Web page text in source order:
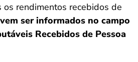
rendimentos recebidos de
ser informados no campo
Recebidos de Pessoa